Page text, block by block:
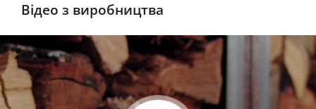
Відео з виробництва